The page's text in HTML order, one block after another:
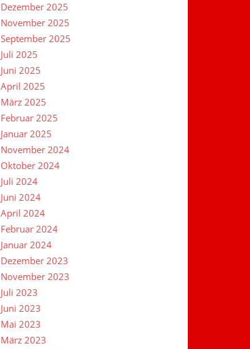
Dezember 2025
November 2025
September 2025
Juli 2025
Juni 2025
April 2025
März 2025
Februar 2025
Januar 2025
November 2024
Oktober 2024
Juli 2024
Juni 2024
April 2024
Februar 2024
Januar 2024
Dezember 2023
November 2023
Juli 2023
Juni 2023
Mai 2023
März 2023